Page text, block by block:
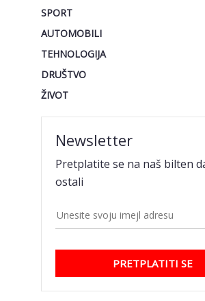
SPORT
AUTOMOBILI
TEHNOLOGIJA
DRUŠTVO
ŽIVOT
Newsletter
Pretplatite se na naš bilten
ostali
PRETPLATITI SE